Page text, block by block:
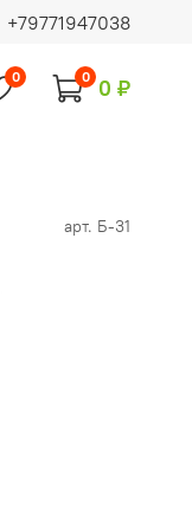
+79771947038
0 0 0 ₽
арт. Б-31